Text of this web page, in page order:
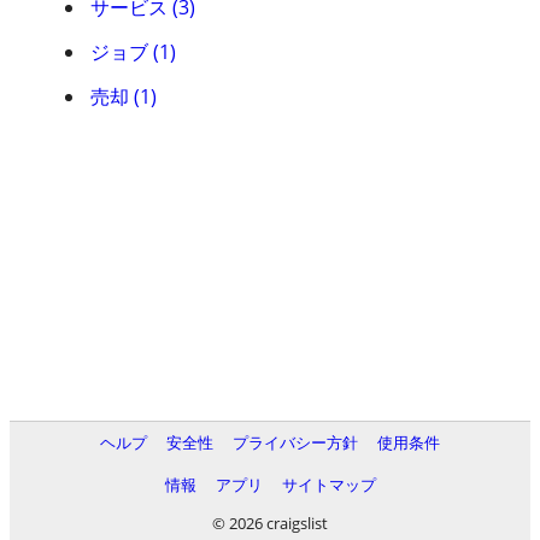
サービス (3)
ジョブ (1)
売却 (1)
ヘルプ 安全性 プライバシー方針
使用条件
情報
アプリ
サイトマップ
© 2026 craigslist